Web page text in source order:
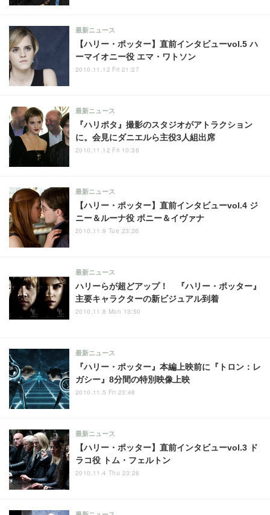
【ハリー・ポッター】直前インタビューvol.5 ハ
ーマイオニー役 エマ・ワトソン
最新ニュース
2010.11.12 Fri 21:27
『ハリポタ』撮影のスタジオがアトラクション
に。会見にダニエルら主役3人組出席
最新ニュース
2010.11.12 Fri 10:36
【ハリー・ポッター】直前インタビューvol.4 ジ
ニー＆ルーナ役 ボニー＆イヴァナ
最新ニュース
2010.11.9 Tue 23:26
ハリーらが超どアップ！ 『ハリー・ポッター』
主要キャラクターの新ビジュアル到着
最新ニュース
2010.11.8 Mon 13:50
『ハリー・ポッター』本編上映前に『トロン：レ
ガシー』8分間の特別映像上映
最新ニュース
2010.11.5 Fri 23:48
【ハリー・ポッター】直前インタビューvol.3 ド
ラコ役 トム・フェルトン
最新ニュース
2010.11.4 Thu 23:26